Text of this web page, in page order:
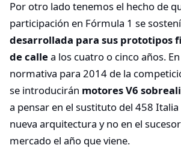
Por otro lado tenemos el hecho de
participación en Fórmula 1 se
desarrollada para sus prototipos
de callea los cuatro o cinco años.
normativa para 2014 de la
se introducirán motores V6
a pensar en el sustituto del 458
nueva arquitectura y no en el
mercado el año que viene.